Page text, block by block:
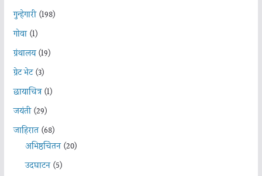
गुन्हेगारी(198)
गोवा(1)
ग्रंथालय(19)
ग्रेट भेट(3)
छायाचित्र(1)
जयंती(29)
जाहिरात(68)
अभिष्ठचिंतन(20)
उदघाटन(5)